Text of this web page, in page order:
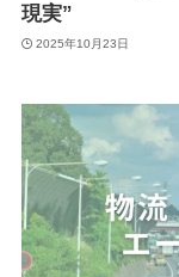
現実”
2025年10月23日